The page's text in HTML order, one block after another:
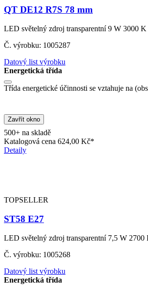
QT DE12 R7S 78 mm
LED světelný zdroj transparentní 9 W 3000
Č. výrobku: 1005287
Datový list výrobku
Energetická třída
Třída energetické účinnosti se vztahuje na
Zavřít okno
500+ na skladě
Katalogová cena 624,00 Kč*
Detaily
TOPSELLER
ST58 E27
LED světelný zdroj transparentní 7,5 W 2700
Č. výrobku: 1005268
Datový list výrobku
Energetická třída